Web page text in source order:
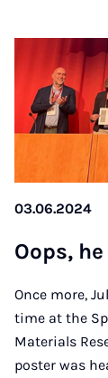
03.06.2024
Oops,
Once more,
time at the
Materials
poster was